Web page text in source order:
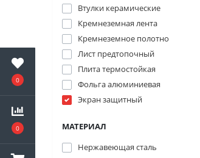
0
0
Втулки керамические
Кремнеземная лента
Кремнеземное полотно
Лист предтопочный
Плита термостойкая
Фольга алюминиевая
Экран защитный
МАТЕРИАЛ
Нержавеющая сталь